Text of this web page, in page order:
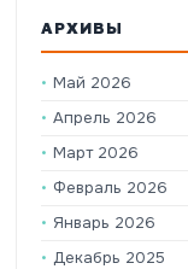
АРХИВЫ
Май 2026
Апрель 2026
Март 2026
Февраль 2026
Январь 2026
Декабрь 2025